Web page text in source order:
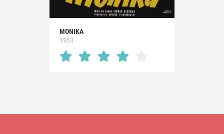
MONIKA
1953